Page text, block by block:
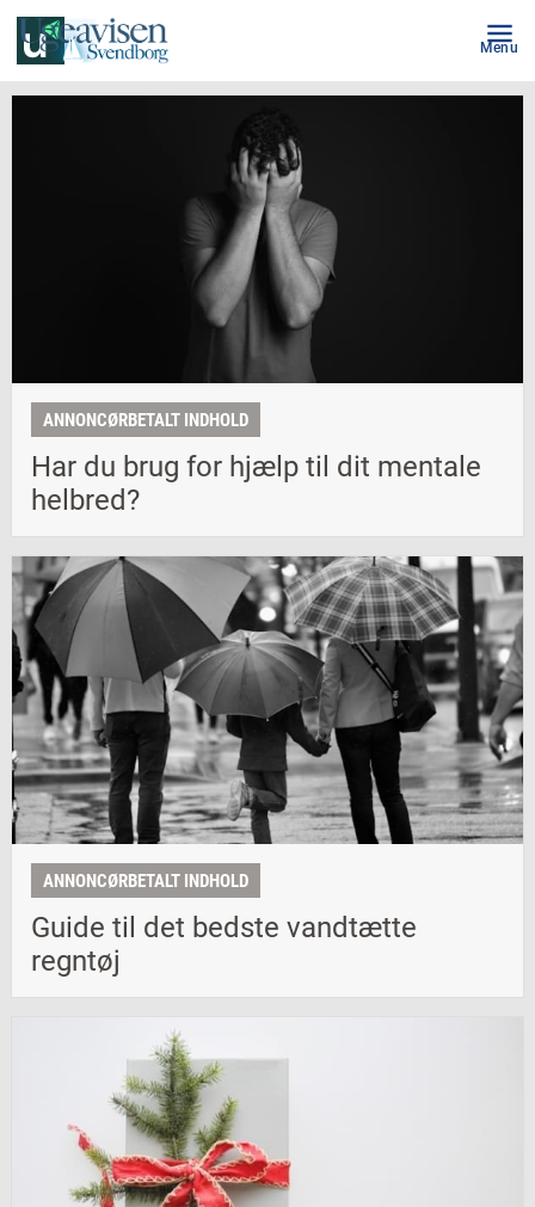
Menu
ANNONCØRBETALT INDHOLD
Har du brug for hjælp til dit mentale
helbred?
ANNONCØRBETALT INDHOLD
Guide til det bedste vandtætte
regntøj